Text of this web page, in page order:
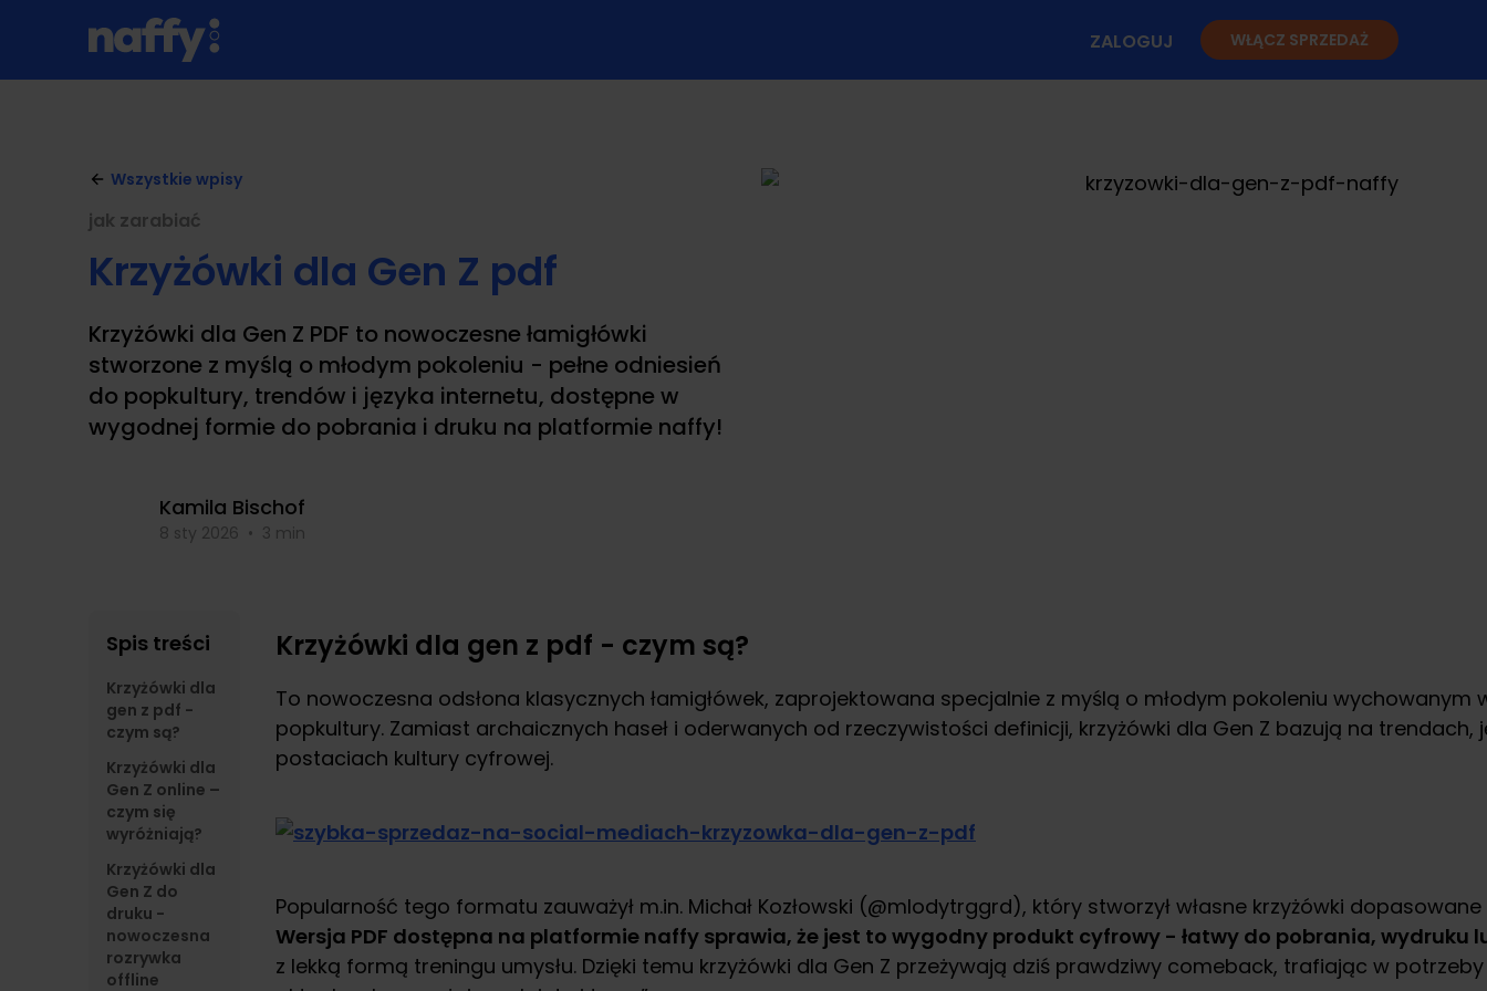
ZALOGUJ WŁĄCZ SPRZEDAŻ
Wszystkie wpisy
jak zarabiać
Krzyżówki dla Gen Z pdf
Krzyżówki dla Gen Z PDF to nowoczesne łamigłówki
stworzone z myślą o młodym pokoleniu - pełne odniesień
do popkultury, trendów i języka internetu, dostępne w
wygodnej formie do pobrania i druku na platformie naffy!
Kamila Bischof
8 sty 2026 • 3 min
Spis treści
Krzyżówki dla
gen z pdf -
czym są?
Krzyżówki dla
Gen Z online –
czym się
wyróżniają?
Krzyżówki dla
Gen Z do
druku -
nowoczesna
rozrywka
offline
Krzyżówki dla gen z pdf - czym są?
To nowoczesna odsłona klasycznych łamigłówek, zaprojektowana specjalnie z myślą o młodym pokoleniu
popkultury. Zamiast archaicznych haseł i oderwanych od rzeczywistości definicji, krzyżówki dla Gen Z bazują na trendach,
postaciach kultury cyfrowej.
Popularność tego formatu zauważył m.in. Michał Kozłowski (@mlodytrggrd), który stworzył własne krzyżówki
Wersja PDF dostępna na platformie naffy sprawia, że jest to wygodny produkt cyfrowy - łatwy do pobrania, wydruku
z lekką formą treningu umysłu. Dzięki temu krzyżówki dla Gen Z przeżywają dziś prawdziwy comeback, trafiając w